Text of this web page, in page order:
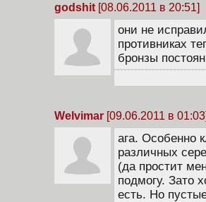
godshit [08.06.2011 в 20:51]
они не
противниках
бронзы
Welvimar [09.06.2011 в
ага. Особенно
различных
(да простит
подмогу. Зато
есть. Но